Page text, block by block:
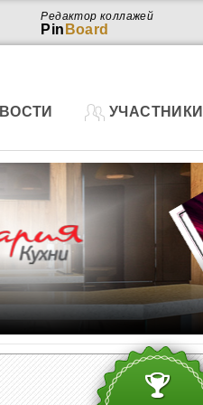
Редактор коллажей
Pin Board
УЧАСТНИКИ